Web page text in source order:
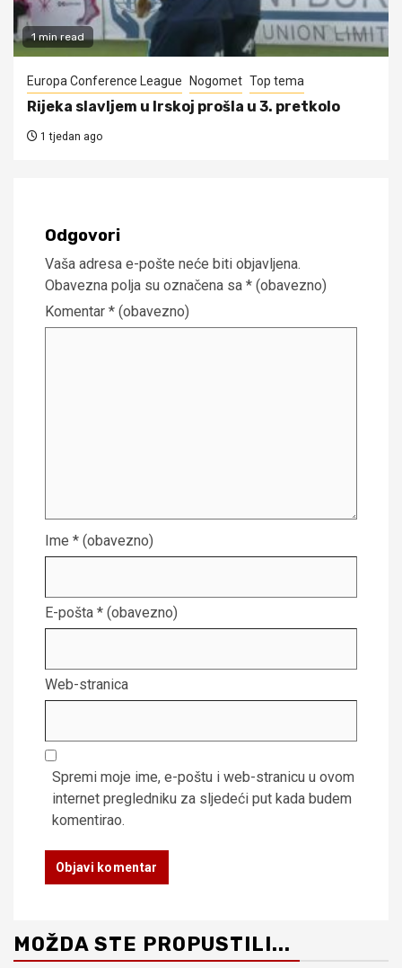
1 min read
Europa Conference League Nogomet Top tema
Rijeka slavljem u Irskoj prošla u 3. pretkolo
1 tjedan ago
Odgovori
Vaša adresa e-pošte neće biti objavljena.
Obavezna polja su označena sa * (obavezno)
Komentar * (obavezno)
Ime * (obavezno)
E-pošta * (obavezno)
Web-stranica
Spremi moje ime, e-poštu i web-stranicu u ovom
internet pregledniku za sljedeći put kada budem
komentirao.
MOŽDA STE PROPUSTILI...